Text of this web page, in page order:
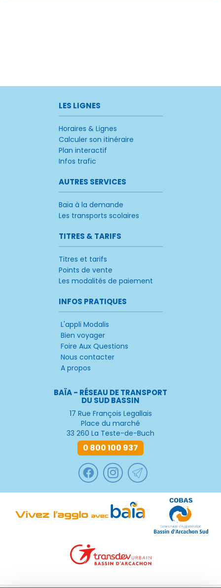
LES LIGNES
Horaires & Lignes
Calculer son itinéraire
Plan interactif
Infos trafic
AUTRES SERVICES
Baïa à la demande
Les transports scolaires
TITRES & TARIFS
Titres et tarifs
Points de vente
Les modalités de paiement
INFOS PRATIQUES
L'appli Modalis
Bien voyager
Foire Aux Questions
Nous contacter
A propos
BAÏA - RÉSEAU DE TRANSPORT
DU SUD BASSIN
17 Rue François Legallais
Place du marché
33 260 La Teste-de-Buch
0 800 100 937